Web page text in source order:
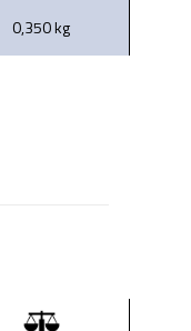
0,350 kg